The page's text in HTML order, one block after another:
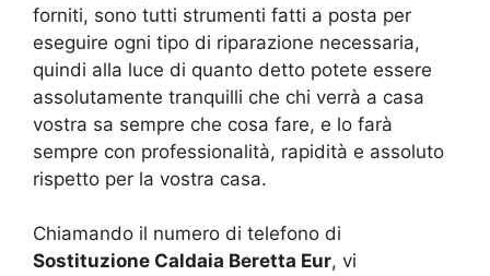
forniti, sono tutti strumenti fatti a posta per
eseguire ogni tipo di riparazione necessaria,
quindi alla luce di quanto detto potete essere
assolutamente tranquilli che chi verrà a casa
vostra sa sempre che cosa fare, e lo farà
sempre con professionalità, rapidità e assoluto
rispetto per la vostra casa.
Chiamando il numero di telefono di
Sostituzione Caldaia Beretta Eur, vi